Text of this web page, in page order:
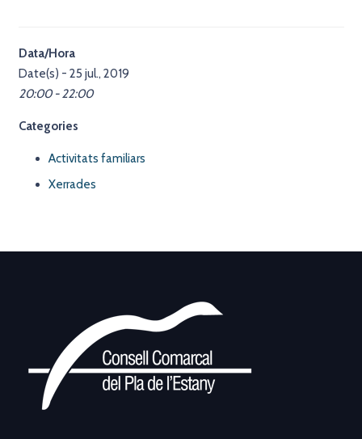
Data/Hora
Date(s) - 25 jul., 2019
20:00 - 22:00
Categories
Activitats familiars
Xerrades